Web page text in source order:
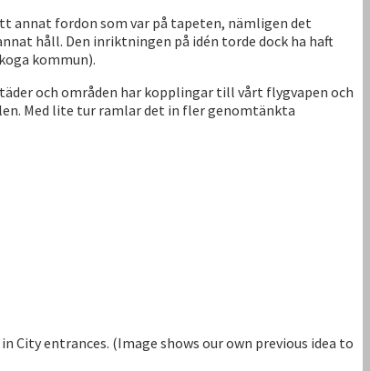
annat fordon som var på tapeten, nämligen det
håll. Den inriktningen på idén torde dock ha haft
kommun).
och områden har kopplingar till vårt flygvapen och
Med lite tur ramlar det in fler genomtänkta
City entrances. (Image shows our own previous idea to